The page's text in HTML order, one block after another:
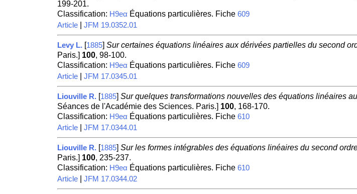
199-201.
Classification: H9eα Équations particulières. Fiche 609
Article| JFM 19.0352.01
Levy L. [1885] Sur certaines équations linéaires aux dérivées partielles du second
Paris.] 100, 98-100.
Classification: H9eα Équations particulières. Fiche 609
Article| JFM 17.0345.01
Liouville R. [1885] Sur quelques transformations nouvelles des équations linéaires
Séances de l'Académie des Sciences. Paris.] 100, 168-170.
Classification: H9eα Équations particulières. Fiche 610
Article| JFM 17.0344.01
Liouville R. [1885] Sur les formes intégrables des équations linéaires du second
Paris.] 100, 235-237.
Classification: H9eα Équations particulières. Fiche 610
Article| JFM 17.0344.02